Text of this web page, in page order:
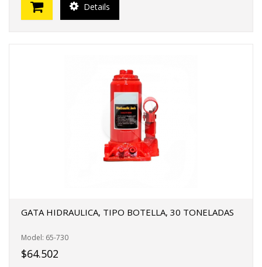
Details
GATA HIDRAULICA, TIPO BOTELLA, 30 TONELADAS
Model: 65-730
$64.502